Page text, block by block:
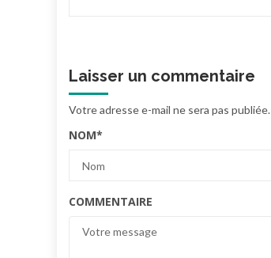
Laisser un commentaire
Votre adresse e-mail ne sera pas publiée.
NOM*
COMMENTAIRE